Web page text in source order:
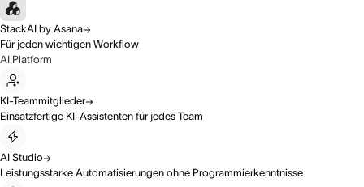
StackAI by Asana
Für jeden wichtigen Workflow
AI Platform
KI-Teammitglieder
Einsatzfertige KI-Assistenten für jedes Team
AI Studio
Leistungsstarke Automatisierungen ohne Programmierkenntnisse